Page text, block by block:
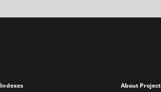
Indexes About Project